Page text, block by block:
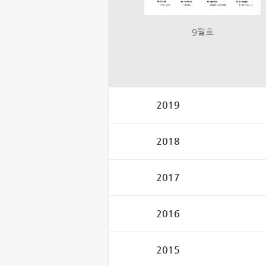
9월호
2019
2018
2017
2016
2015